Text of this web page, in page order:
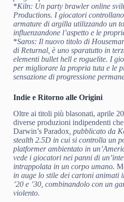
*Kiln: Un party brawler online
Productions. I giocatori
armature di argilla utilizzando un
influenzandone l’aspetto e le
*Saros: Il nuovo titolo di
di Returnal, è uno sparatutto in
elementi bullet hell e roguelite. I
per migliorare la propria tuta e le
sensazione di progressione
Indie e Ritorno alle Origini
Oltre ai titoli più blasonati, aprile
diverse produzioni indipendenti
Darwin’s Paradox, pubblicato da
stealth 2.5D in cui si controlla un
platformer ambientato in
vede i giocatori nei panni di
intrappolata in un corpo umano.
in auge lo stile dei cartoni animati
’20 e ’30, combinandolo con un
violento.